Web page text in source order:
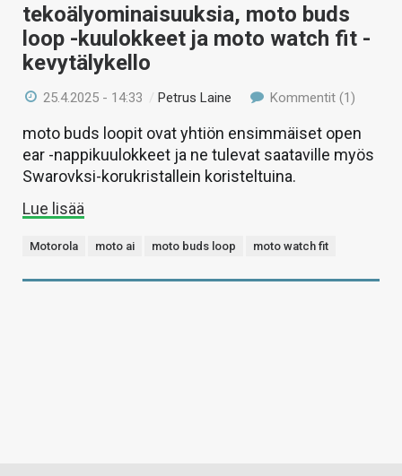
tekoälyominaisuuksia, moto buds
loop -kuulokkeet ja moto watch fit -
kevytälykello
25.4.2025 - 14:33 / Petrus Laine Kommentit (1)
moto buds loopit ovat yhtiön ensimmäiset open
ear -nappikuulokkeet ja ne tulevat saataville myös
Swarovksi-korukristallein koristeltuina.
Lue lisää
Motorola moto ai moto buds loop moto watch fit